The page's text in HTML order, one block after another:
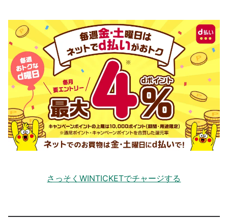
さっそくWINTICKETでチャージする